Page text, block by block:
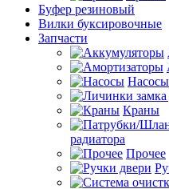
Буфер резиновый
Вилки буксировочные
Запчасти
Насосы
Краны
радиатора
Прочее